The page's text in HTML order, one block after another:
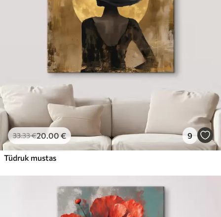
33.33€20.00€ 9
Tüdruk mustas